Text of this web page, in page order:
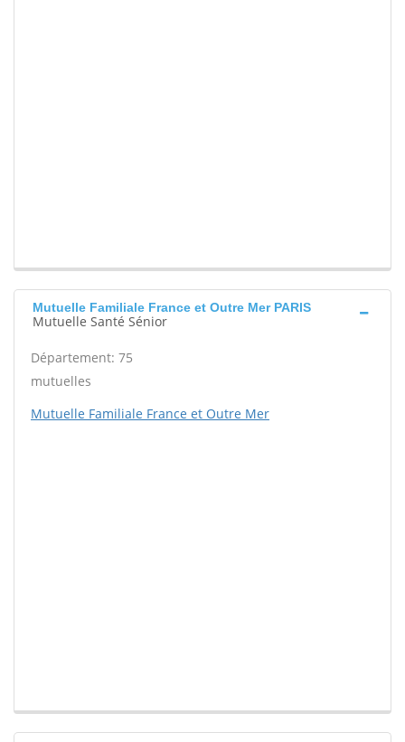
Mutuelle Familiale France et Outre Mer PARIS
Mutuelle Santé Sénior
Département: 75
mutuelles
Mutuelle Familiale France et Outre Mer